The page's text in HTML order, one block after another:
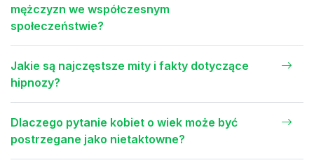
mężczyzn we współczesnym
społeczeństwie?
Jakie są najczęstsze mity i fakty dotyczące
hipnozy?
Dlaczego pytanie kobiet o wiek może być
postrzegane jako nietaktowne?